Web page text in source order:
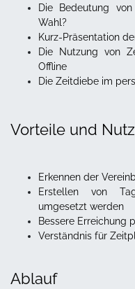
Die Bedeutung
Wahl?
Kurz-Präsentation
Die Nutzung von
Offline
Die Zeitdiebe im
Vorteile und
Erkennen der
Erstellen von
umgesetzt werden
Bessere Erreichung
Verständnis für
Ablauf